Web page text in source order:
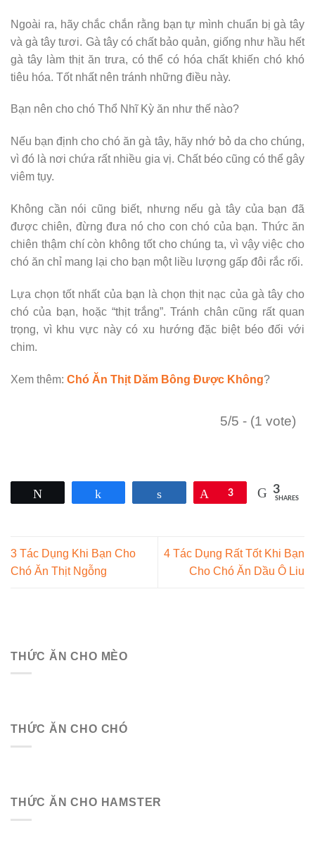
Ngoài ra, hãy chắc chắn rằng bạn tự mình chuẩn bị gà tây
và gà tây tươi. Gà tây có chất bảo quản, giống như hầu hết
gà tây làm thịt ăn trưa, có thể có hóa chất khiến chó khó
tiêu hóa. Tốt nhất nên tránh những điều này.
Bạn nên cho chó Thổ Nhĩ Kỳ ăn như thế nào?
Nếu bạn định cho chó ăn gà tây, hãy nhớ bỏ da cho chúng,
vì đó là nơi chứa rất nhiều gia vị. Chất béo cũng có thể gây
viêm tụy.
Không cần nói cũng biết, nhưng nếu gà tây của bạn đã
được chiên, đừng đưa nó cho con chó của bạn. Thức ăn
chiên thậm chí còn không tốt cho chúng ta, vì vậy việc cho
chó ăn chỉ mang lại cho bạn một liều lượng gấp đôi rắc rối.
Lựa chọn tốt nhất của bạn là chọn thịt nạc của gà tây cho
chó của bạn, hoặc “thịt trắng”. Tránh chân cũng rất quan
trọng, vì khu vực này có xu hướng đặc biệt béo đối với
chim.
Xem thêm: Chó Ăn Thịt Dăm Bông Được Không?
5/5 - (1 vote)
Pin
3 3
SHARES
3 Tác Dụng Khi Bạn Cho
Chó Ăn Thịt Ngỗng
4 Tác Dụng Rất Tốt Khi Bạn
Cho Chó Ăn Dầu Ô Liu
THỨC ĂN CHO MÈO
THỨC ĂN CHO CHÓ
THỨC ĂN CHO HAMSTER